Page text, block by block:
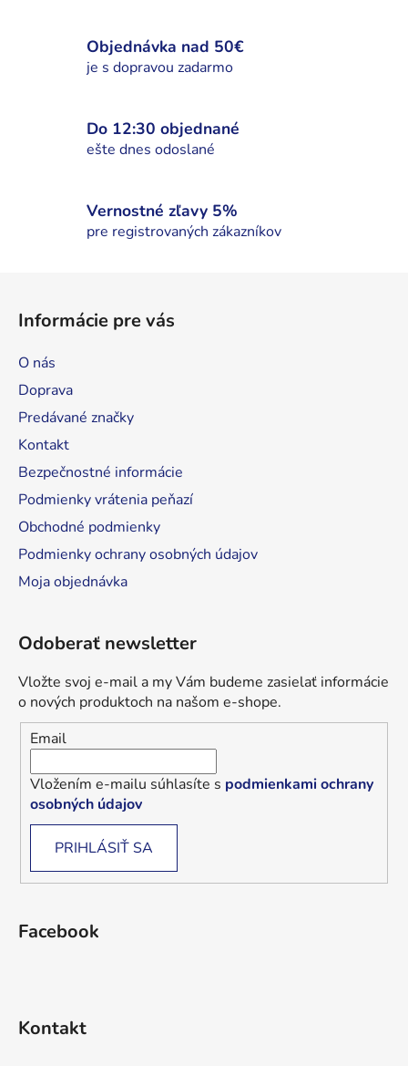
i
e
v
k
ý
p
Objednávka nad 50€
je s dopravou zadarmo
Do 12:30 objednané
ešte dnes odoslané
Vernostné zľavy 5%
pre registrovaných zákazníkov
Informácie pre vás
O nás
Doprava
Predávané značky
Kontakt
Bezpečnostné informácie
Podmienky vrátenia peňazí
Obchodné podmienky
Podmienky ochrany osobných údajov
Moja objednávka
Odoberať newsletter
Vložte svoj e-mail a my Vám budeme zasielať informácie
o nových produktoch na našom e-shope.
Email
Vložením e-mailu súhlasíte s podmienkami ochrany
osobných údajov
PRIHLÁSIŤ SA
Facebook
Kontakt